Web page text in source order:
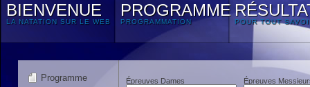
BIENVENUE
LA NATATION SUR LE WEB
PROGRAMME
PROGRAMMATION POUR TOUT
Programme Épreuves Dames Épreuves